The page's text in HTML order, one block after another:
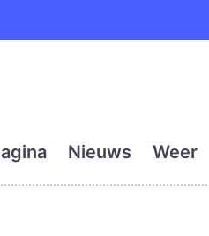
is de
Nieuws Weer